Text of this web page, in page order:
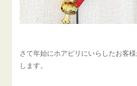
さて年始にホアピリにいらしたお客
します。